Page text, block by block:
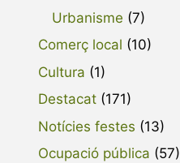
Urbanisme (7)
Comerç local (10)
Cultura (1)
Destacat (171)
Notícies festes (13)
Ocupació pública (57)